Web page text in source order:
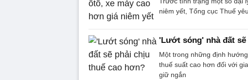
niêm yết, Tổng cục Thuế
'Lướt sóng' nhà đất
Một trong những định
thuế suất cao hơn đối với
giữ ngắn